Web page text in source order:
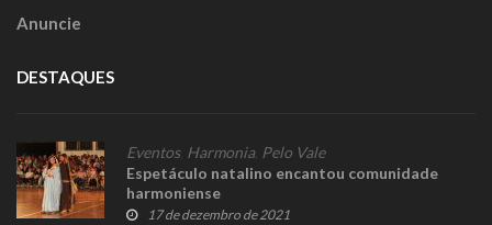
Anuncie
DESTAQUES
Eventos, Harmonia, Pelo Vale
Espetáculo natalino encantou comunidade
harmoniense
17 de dezembro de 2021